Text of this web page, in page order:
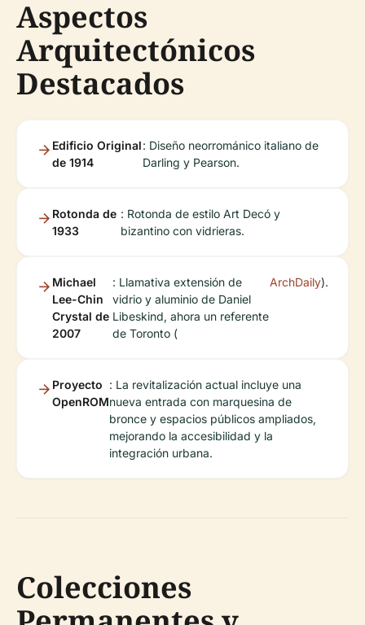
Aspectos
Arquitectónicos
Destacados
Edificio Original
de 1914
: Diseño neorrománico italiano de
Darling y Pearson.
Rotonda de
1933
: Rotonda de estilo Art Decó y
bizantino con vidrieras.
Michael
Lee-Chin
Crystal de
2007
: Llamativa extensión de
vidrio y aluminio de Daniel
Libeskind, ahora un referente
de Toronto (
ArchDaily).
Proyecto
OpenROM
: La revitalización actual incluye una
nueva entrada con marquesina de
bronce y espacios públicos ampliados,
mejorando la accesibilidad y la
integración urbana.
Colecciones